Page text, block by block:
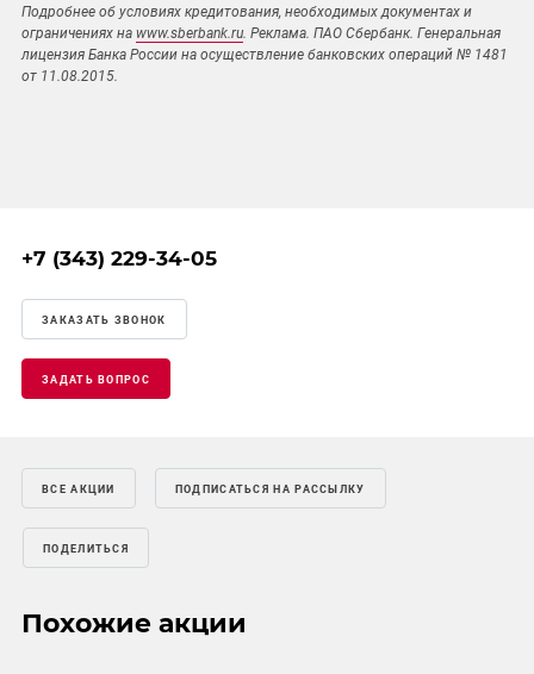
Подробнее об условиях кредитования, необходимых документах и
ограничениях на www.sberbank.ru . Реклама. ПАО Сбербанк. Генеральная
лицензия Банка России на осуществление банковских операций № 1481
от 11.08.2015.
+7 (343) 229-34-05
ЗАКАЗАТЬ ЗВОНОК
ЗАДАТЬ ВОПРОС
ВСЕ АКЦИИ ПОДПИСАТЬСЯ НА РАССЫЛКУ
ПОДЕЛИТЬСЯ
Похожие акции